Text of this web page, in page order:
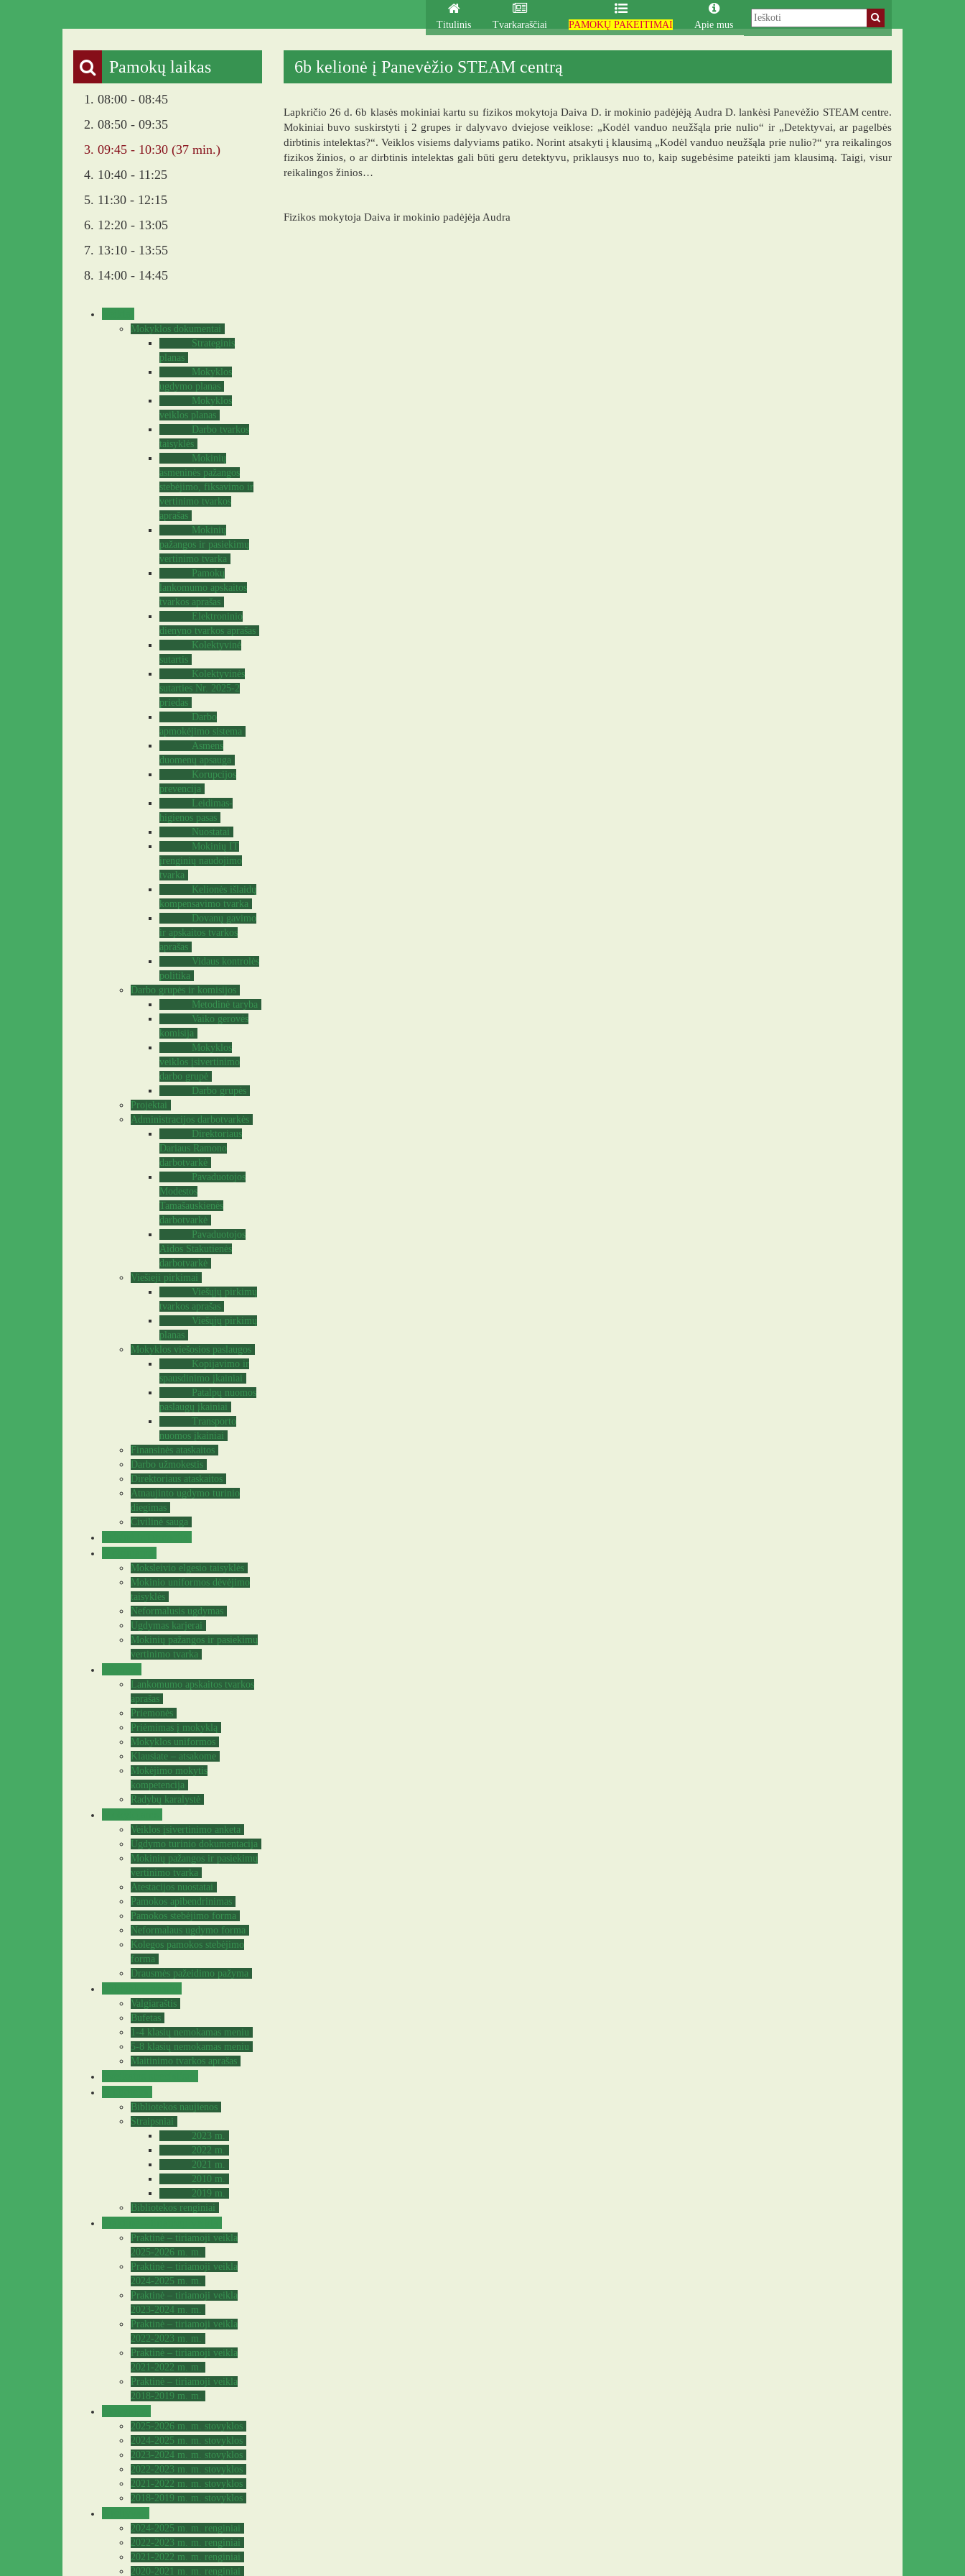
Titulinis Tvarkaraščiai PAMOKŲ PAKEITIMAI Apie mus
Pamokų laikas
1. 08:00 - 08:45
2. 08:50 - 09:35
3. 09:45 - 10:30 (37 min.)
4. 10:40 - 11:25
5. 11:30 - 12:15
6. 12:20 - 13:05
7. 13:10 - 13:55
8. 14:00 - 14:45
Mokyklos dokumentai
Strateginis
planas
Mokyklos
ugdymo planas
Mokyklos
veiklos planas
Darbo tvarkos
taisyklės
Mokinių
asmeninės pažangos
stebėjimo, fiksavimo ir
vertinimo tvarkos
aprašas
Mokinių
pažangos ir pasiekimų
vertinimo tvarka
Pamokų
lankomumo apskaitos
tvarkos aprašas
Elektroninio
dienyno tvarkos aprašas
Kolektyvinė
sutartis
Kolektyvinės
sutarties Nr. 2025-2
priedas
Darbo
apmokėjimo sistema
Asmens
duomenų apsauga
Korupcijos
prevencija
Leidimas-
higienos pasas
Nuostatai
Mokinių IT
įrenginių naudojimo
tvarka
Kelionės išlaidų
kompensavimo tvarka
Dovanų gavimo
ir apskaitos tvarkos
aprašas
Vidaus kontrolės
politika
Darbo grupės ir komisijos
Metodinė taryba
Vaiko gerovės
komisija
Mokyklos
veiklos įsivertinimo
darbo grupė
Darbo grupės
Projektai
Administracijos darbotvarkės
Direktoriaus
Dariaus Ramono
darbotvarkė
Pavaduotojos
Modestos
Tamašauskienės
darbotvarkė
Pavaduotojos
Aidos Stakutienės
darbotvarkė
Viešieji pirkimai
Viešųjų pirkimų
tvarkos aprašas
Viešųjų pirkimų
planas
Mokyklos viešosios paslaugos
Kopijavimo ir
spausdinimo įkainiai
Patalpų nuomos
paslaugų įkainiai
Transporto
nuomos įkainiai
Finansinės ataskaitos
Darbo užmokestis
Direktoriaus ataskaitos
Atnaujinto ugdymo turinio
diegimas
Civilinė sauga
Moksleivio elgesio taisyklės
Mokinio uniformos dėvėjimo
taisyklės
Neformalusis ugdymas
Ugdymas karjerai
Mokinių pažangos ir pasiekimų
vertinimo tvarka
Lankomumo apskaitos tvarkos
aprašas
Priemonės
Priėmimas į mokyklą
Mokyklos uniformos
Klausiate – atsakome
Mokėjimo mokytis
kompetencija
Radybų karalystė
Veiklos įsivertinimo anketa
Ugdymo turinio dokumentacija
Mokinių pažangos ir pasiekimų
vertinimo tvarka
Atestacijos nuostatai
Pamokos apibendrinimas
Pamokos stebėjimo forma
Neformalaus ugdymo forma
Kolegos pamokos stebėjimo
forma
Drausmės pažeidimo pažyma
Valgiaraštis
Bufetas
1-4 klasių nemokamas meniu
5-8 klasių nemokamas meniu
Maitinimo tvarkos aprašas
Bibliotekos naujienos
Straipsniai
2023 m.
2022 m.
2021 m.
2010 m.
2019 m.
Bibliotekos renginiai
Praktinė – tiriamoji veikla
2025-2026 m. m.
Praktinė – tiriamoji veikla
2024-2025 m. m.
Praktinė – tiriamoji veikla
2023-2024 m. m.
Praktinė – tiriamoji veikla
2022-2023 m. m.
Praktinė – tiriamoji veikla
2021-2022 m. m.
Praktinė – tiriamoji veikla
2018-2019 m. m.
2025-2026 m. m. stovyklos
2024-2025 m. m. stovyklos
2023-2024 m. m. stovyklos
2022-2023 m. m. stovyklos
2021-2022 m. m. stovyklos
2018-2019 m. m. stovyklos
2024-2025 m. m. renginiai
2022-2023 m. m. renginiai
2021-2022 m. m. renginiai
2020-2021 m. m. renginiai
6b kelionė į Panevėžio STEAM centrą
Lapkričio 26 d. 6b klasės mokiniai kartu su fizikos mokytoja Daiva D. ir mokinio padėjėją Audra D. lankėsi Panevėžio STEAM centre.
Mokiniai buvo suskirstyti į 2 grupes ir dalyvavo dviejose veiklose: „Kodėl vanduo neužšąla prie nulio“ ir „Detektyvai, ar pagelbės
dirbtinis intelektas?“. Veiklos visiems dalyviams patiko. Norint atsakyti į klausimą „Kodėl vanduo neužšąla prie nulio?“ yra reikalingos
fizikos žinios, o ar dirbtinis intelektas gali būti geru detektyvu, priklausys nuo to, kaip sugebėsime pateikti jam klausimą. Taigi, visur
reikalingos žinios…
Fizikos mokytoja Daiva ir mokinio padėjėja Audra